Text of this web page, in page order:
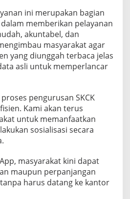
u
p
r
A
p
p
ini merupakan bagian
memberikan pelayanan
akuntabel, dan
masyarakat agar
yang diunggah terbaca jelas
asli untuk memperlancar
pengurusan SKCK
Kami akan terus
untuk memanfaatkan
sosialisasi secara
masyarakat kini dapat
maupun perpanjangan
harus datang ke kantor